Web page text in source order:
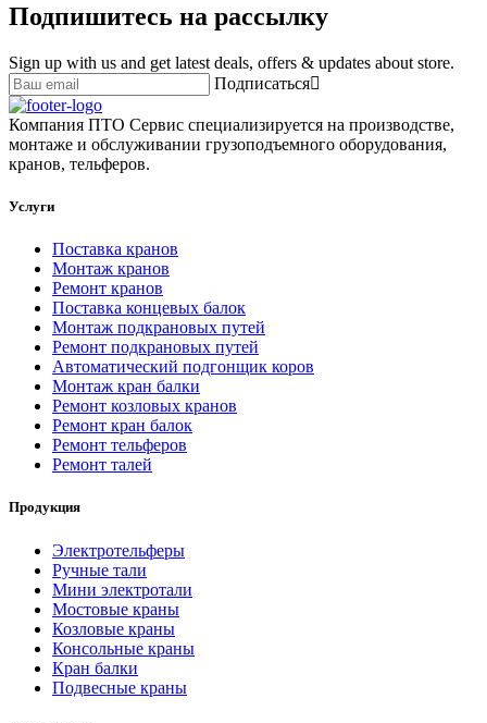
Подпишитесь на рассылку
Sign up with us and get latest deals, offers & updates about store.
Подписаться
Компания ПТО Сервис специализируется на производстве,
монтаже и обслуживании грузоподъемного оборудования,
кранов, тельферов.
Услуги
Поставка кранов
Монтаж кранов
Ремонт кранов
Поставка концевых балок
Монтаж подкрановых путей
Ремонт подкрановых путей
Автоматический подгонщик коров
Монтаж кран балки
Ремонт козловых кранов
Ремонт кран балок
Ремонт тельферов
Ремонт талей
Продукция
Электротельферы
Ручные тали
Мини электротали
Мостовые краны
Козловые краны
Консольные краны
Кран балки
Подвесные краны